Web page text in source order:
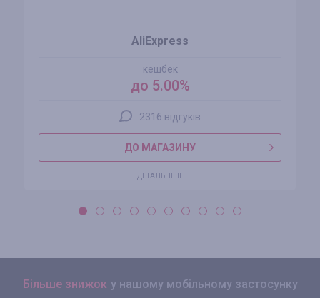
AliExpress
кешбек
до 5.00%
2316 відгуків
ДО МАГАЗИНУ
ДЕТАЛЬНІШЕ
Більше знижок у нашому мобільному застосунку